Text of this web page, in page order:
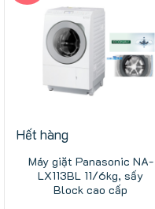
Hết hàng
Máy giặt Panasonic NA-
LX113BL 11/6kg, sấy
Block cao cấp